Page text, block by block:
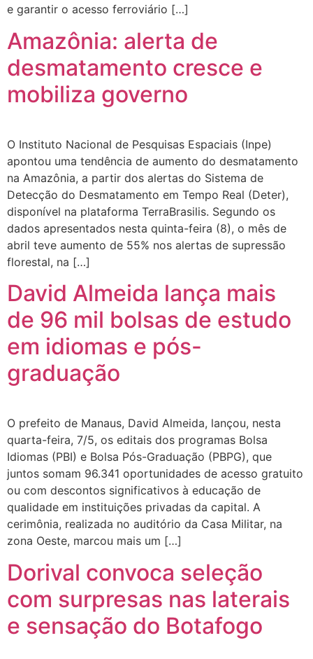
e garantir o acesso ferroviário […]
Amazônia: alerta de
desmatamento cresce e
mobiliza governo
O Instituto Nacional de Pesquisas Espaciais (Inpe)
apontou uma tendência de aumento do desmatamento
na Amazônia, a partir dos alertas do Sistema de
Detecção do Desmatamento em Tempo Real (Deter),
disponível na plataforma TerraBrasilis. Segundo os
dados apresentados nesta quinta-feira (8), o mês de
abril teve aumento de 55% nos alertas de supressão
florestal, na […]
David Almeida lança mais
de 96 mil bolsas de estudo
em idiomas e pós-
graduação
O prefeito de Manaus, David Almeida, lançou, nesta
quarta-feira, 7/5, os editais dos programas Bolsa
Idiomas (PBI) e Bolsa Pós-Graduação (PBPG), que
juntos somam 96.341 oportunidades de acesso gratuito
ou com descontos significativos à educação de
qualidade em instituições privadas da capital. A
cerimônia, realizada no auditório da Casa Militar, na
zona Oeste, marcou mais um […]
Dorival convoca seleção
com surpresas nas laterais
e sensação do Botafogo